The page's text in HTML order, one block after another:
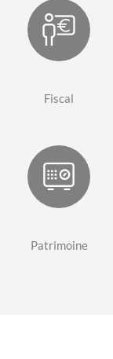
Fiscal
Patrimoine